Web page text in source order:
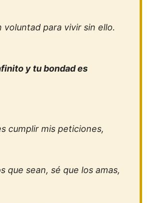
voluntad para vivir sin ello.
y tu bondad es
cumplir mis peticiones,
que sean, sé que los amas,